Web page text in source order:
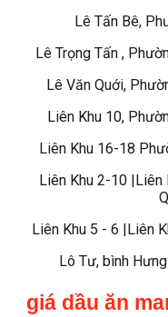
Lê Tấn Bê,
Lê Trọng Tấn ,
Lê Văn Quới,
Liên Khu 10,
Liên Khu 16-18
Liên Khu 2-10
Liên Khu 5 - 6 |Liên
Lô Tư, bình
giá dầu ăn